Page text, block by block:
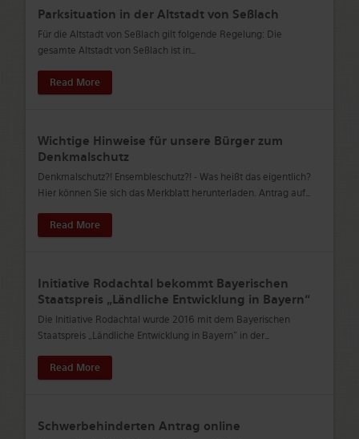
Parksituation in der Altstadt von Seßlach
Für die Altstadt von Seßlach gilt folgende Regelung: Die
gesamte Altstadt von Seßlach ist in…
Read More
Wichtige Hinweise für unsere Bürger zum
Denkmalschutz
Denkmalschutz?! Ensembleschutz?! - Was heißt das eigentlich?
Hier können Sie sich das Merkblatt herunterladen. Antrag auf…
Read More
Initiative Rodachtal bekommt Bayerischen
Staatspreis „Ländliche Entwicklung in Bayern“
Die Initiative Rodachtal wurde 2016 mit dem Bayerischen
Staatspreis „Ländliche Entwicklung in Bayern“ in der…
Read More
Schwerbehinderten Antrag online